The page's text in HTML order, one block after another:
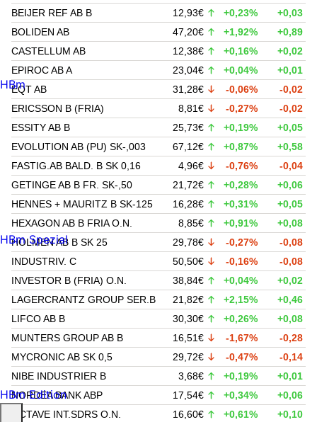
BEIJER REF AB B
12,93€ +0,23%
+0,03
BOLIDEN AB
47,20€ +1,92%
+0,89
CASTELLUM AB
12,38€ +0,16%
+0,02
EPIROC AB A
23,04€ +0,04%
+0,01
EQT AB
31,28€ -0,06%
-0,02
ERICSSON B (FRIA)
8,81€ -0,27%
-0,02
ESSITY AB B
25,73€ +0,19%
+0,05
EVOLUTION AB (PU) SK-,003
67,12€ +0,87%
+0,58
FASTIG.AB BALD. B SK 0,16
4,96€ -0,76%
-0,04
GETINGE AB B FR. SK-,50
21,72€ +0,28%
+0,06
HENNES + MAURITZ B SK-125
16,28€ +0,31%
+0,05
HEXAGON AB B FRIA O.N.
8,85€ +0,91%
+0,08
HOLMEN AB B SK 25
29,78€ -0,27%
-0,08
INDUSTRIV. C
50,50€ -0,16%
-0,08
INVESTOR B (FRIA) O.N.
38,84€ +0,04%
+0,02
LAGERCRANTZ GROUP SER.B
21,82€ +2,15%
+0,46
LIFCO AB B
30,30€ +0,26%
+0,08
MUNTERS GROUP AB B
16,51€ -1,67%
-0,28
MYCRONIC AB SK 0,5
29,72€ -0,47%
-0,14
NIBE INDUSTRIER B
3,68€ +0,19%
+0,01
NORDEA BANK ABP
17,54€ +0,34%
+0,06
OCTAVE INT.SDRS O.N.
16,60€ +0,61%
+0,10
HBm
HBm Spezial
HBm Edition